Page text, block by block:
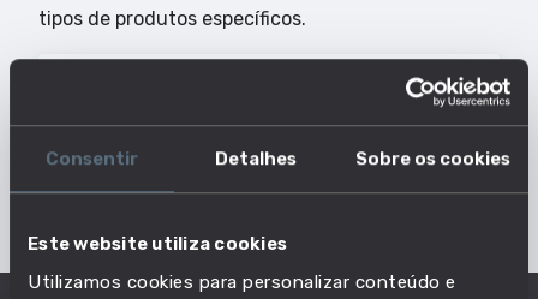
Consentir Detalhes Sobre os cookies
Este website utiliza cookies
Utilizamos cookies para personalizar conteúdo e
tipos de produtos específicos.
Principais Características do Estilo de
Trabalho
LIDERANÇA